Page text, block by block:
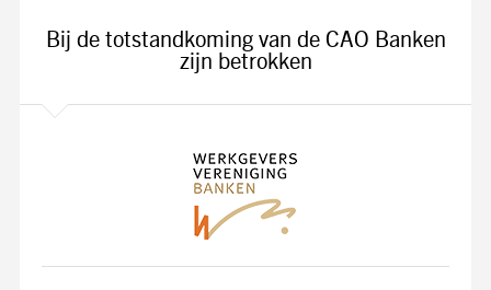
Bij de totstandkoming van de CAO Banken
zijn betrokken